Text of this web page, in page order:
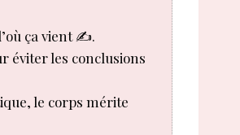
ça vient ✍️.
éviter les conclusions
le corps mérite